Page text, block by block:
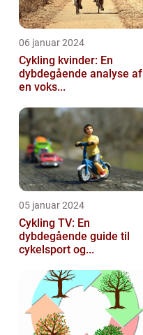
06 januar 2024
Cykling kvinder: En
dybdegående analyse af
en voks...
05 januar 2024
Cykling TV: En
dybdegående guide til
cykelsport og...